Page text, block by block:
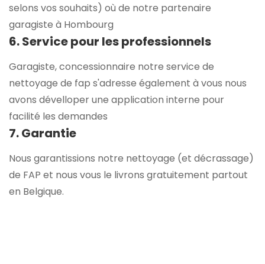
selons vos souhaits) où de notre partenaire
garagiste à Hombourg
6. Service pour les professionnels
Garagiste, concessionnaire notre service de
nettoyage de fap s'adresse également à vous nous
avons dévelloper une application interne pour
facilité les demandes
7. Garantie
Nous garantissions notre nettoyage (et décrassage)
de FAP et nous vous le livrons gratuitement partout
en Belgique.